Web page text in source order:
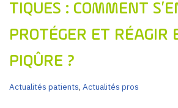
TIQUES : COMMENT
PROTÉGER ET RÉAGIR
PIQÛRE ?
Actualités patients, Actualités pros